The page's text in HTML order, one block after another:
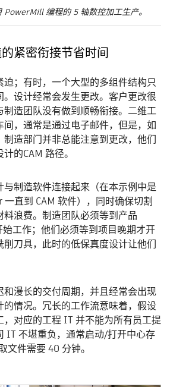
PowerMill 编程的 5 轴数控加工生产。
紧密衔接节省时间
；有时，一个大型的多组件结构只
设计经常会发生更改。客户更改很
造团队没有做到顺畅衔接。二维工
，通常是通过电子邮件，但是，如
造部门并非总能注意到更改，他们
的CAM 路径。
制造软件连接起来（在本示例中是
直到 CAM 软件），同时确保切割
浪费。制造团队必须等到产品
工作；他们必须等到项目晚期才开
刀具，此时的低保真度设计让他们
漫长的交付周期，并且经常会出现
情况。冗长的工作流意味着，假设
，对应的工程 IT 并不能为所有员工提
IT 不堪重负，通常启动/打开中心存
文件需要 40 分钟。